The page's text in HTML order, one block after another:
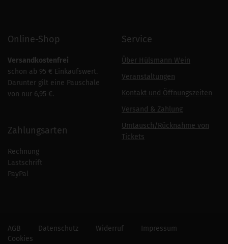
Online-Shop
Versandkostenfrei
schon ab 95 € Einkaufswert.
Darunter gilt eine Pauschale
von nur 6,95 €.
Zahlungsarten
Rechnung
Lastschrift
PayPal
Service
Über Hülsmann Wein
Veranstaltungen
Kontakt und Öffnungszeiten
Versand & Zahlung
Umtausch/Rücknahme von
Tickets
AGB Datenschutz Widerruf
Impressum
Cookies